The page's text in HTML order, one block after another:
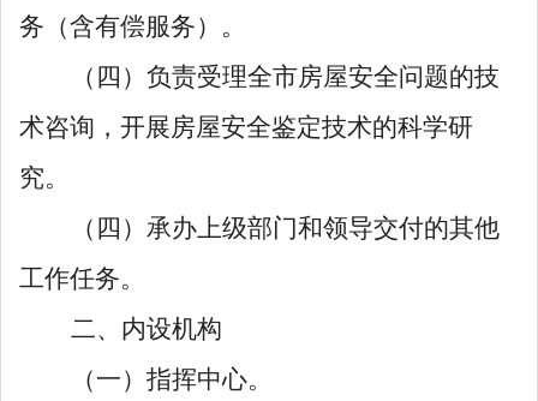
务（含有偿服务）。
（四） 负责受理全市房屋安全问题的技
术咨询，开展房屋安全鉴定技术的科学研
究。
（四）承办上级部门和领导交付的其他
工作任务。
二、内设机构
（一） 指挥中心。